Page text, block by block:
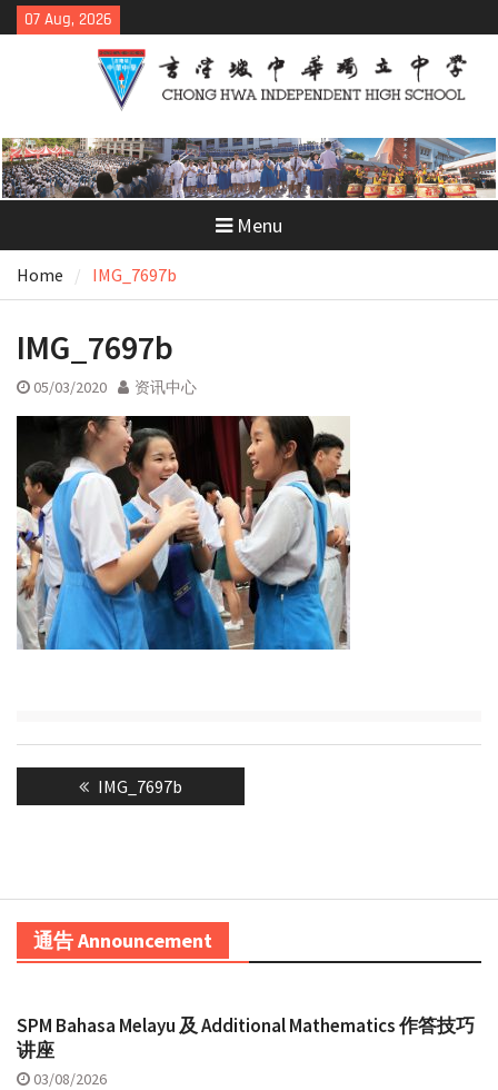
Skip
to
07 Aug, 2026
Menu
Home IMG_7697b
IMG_7697b
05/03/2020 资讯中心
navigationPrevious
post:
IMG_7697b
通告 Announcement
SPM Bahasa Melayu 及 Additional Mathematics 作答技巧
讲座
03/08/2026